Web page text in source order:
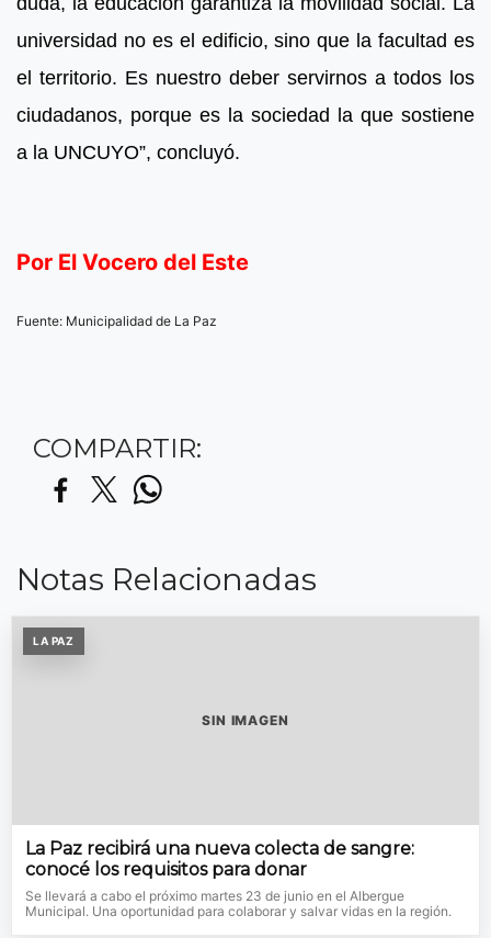
universidad no es el edificio, sino que la facultad es
el territorio. Es nuestro deber servirnos a todos los
ciudadanos, porque es la sociedad la que sostiene
a la UNCUYO”, concluyó.
Por El Vocero del Este
Fuente: Municipalidad de La Paz
COMPARTIR:
Notas Relacionadas
LA PAZ
SIN IMAGEN
La Paz recibirá una nueva colecta de sangre:
conocé los requisitos para donar
Se llevará a cabo el próximo martes 23 de junio en el Albergue
Municipal. Una oportunidad para colaborar y salvar vidas en la región.